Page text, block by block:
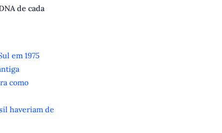
de cada
em 1975
como
haveriam de